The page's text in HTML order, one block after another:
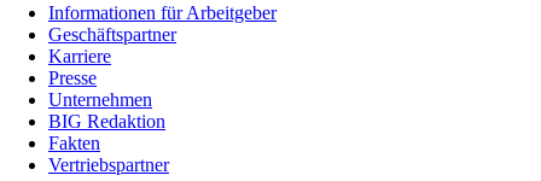
Informationen für Arbeitgeber
Geschäftspartner
Karriere
Presse
Unternehmen
BIG Redaktion
Fakten
Vertriebspartner